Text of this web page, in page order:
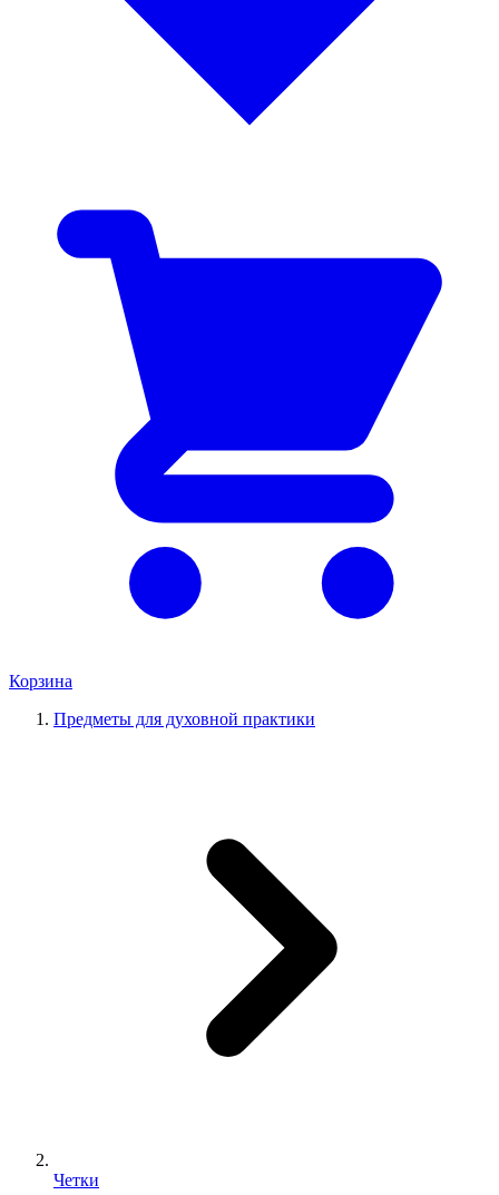
Корзина
Предметы для духовной практики
Четки